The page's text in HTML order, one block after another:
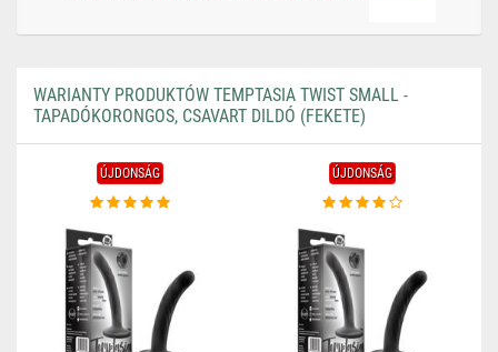
WARIANTY PRODUKTÓW TEMPTASIA TWIST SMALL -
TAPADÓKORONGOS, CSAVART DILDÓ (FEKETE)
ÚJDONSÁG ÚJDONSÁG